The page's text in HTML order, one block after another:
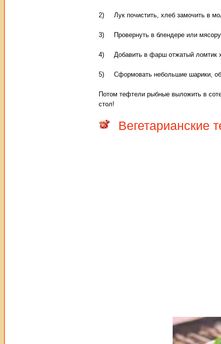
2) Лук почистить, хлеб замочить в
3) Провернуть в блендере или
4) Добавить в фарш отжатый ломтик
5) Сформовать небольшие шарики,
Потом тефтели рыбные выложить в
стол!
Вегетарианские